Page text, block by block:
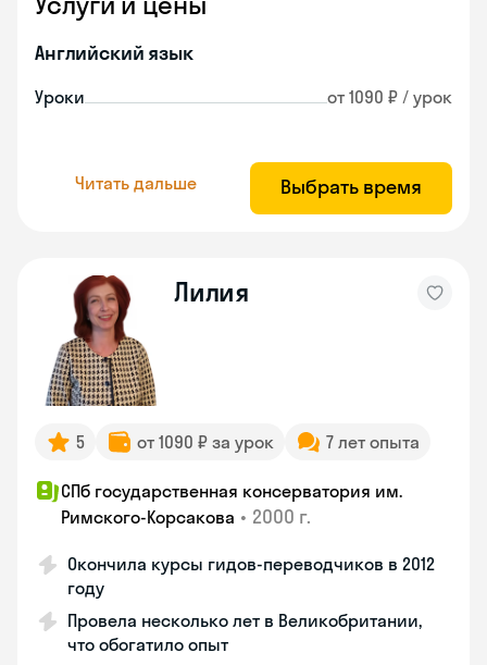
Английский язык
Уроки от 1090 ₽ / урок
Читать дальше Выбрать время
Лилия
5 от 1090 ₽ за урок 7 лет опыта
СПб государственная консерватория им.
Римского-Корсакова • 2000 г.
Окончила курсы гидов-переводчиков в 2012
году
Провела несколько лет в Великобритании,
что обогатило опыт